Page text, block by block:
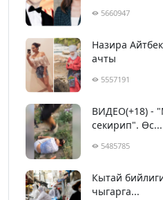
5660947
Назира
ачты
5557191
ВИДЕО(+18) -
секирип". Өс...
5485785
Кытай
чыгарга...